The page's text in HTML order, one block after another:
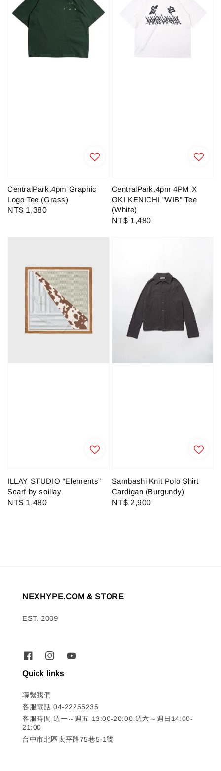
CentralPark.4pm Graphic
Logo Tee (Grass)
Regular
NT$ 1,380
CentralPark.4pm 4PM X
OKI KENICHI "WIB" Tee
(White)
Regular
NT$ 1,480
ILLAY STUDIO “Elements”
Scarf by soillay
Regular
NT$ 1,480
Sambashi Knit Polo Shirt
Cardigan (Burgundy)
Regular
NT$ 2,900
NEXHYPE.COM & STORE
EST. 2009
Quick links
聯繫我們
客服電話 04-22255235
客服時間 週一～週五 13:00-20:00 週六～週日14:00-
21:00
台中市北區太平路75巷5-1號